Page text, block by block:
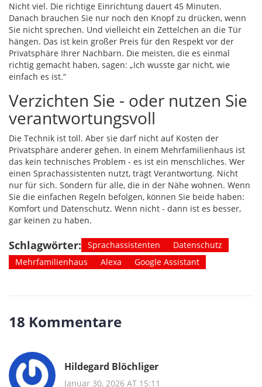
Nicht viel. Die richtige Einrichtung dauert 45 Minuten.
Danach brauchen Sie nur noch den Knopf zu drücken, wenn
Sie nicht sprechen. Und vielleicht ein Zettelchen an die Tür
hängen. Das ist kein großer Preis für den Respekt vor der
Privatsphäre Ihrer Nachbarn. Die meisten, die es einmal
richtig gemacht haben, sagen: „Ich wusste gar nicht, wie
einfach es ist.“
Verzichten Sie - oder nutzen Sie
verantwortungsvoll
Die Technik ist toll. Aber sie darf nicht auf Kosten der
Privatsphäre anderer gehen. In einem Mehrfamilienhaus ist
das kein technisches Problem - es ist ein menschliches. Wer
einen Sprachassistenten nutzt, trägt Verantwortung. Nicht
nur für sich. Sondern für alle, die in der Nähe wohnen. Wenn
Sie die einfachen Regeln befolgen, können Sie beide haben:
Komfort und Datenschutz. Wenn nicht - dann ist es besser,
gar keinen zu haben.
Schlagwörter: Sprachassistenten
Datenschutz
Mehrfamilienhaus
Alexa Google Assistant
18 Kommentare
Hildegard Blöchliger
Januar 30, 2026 AT 15:11